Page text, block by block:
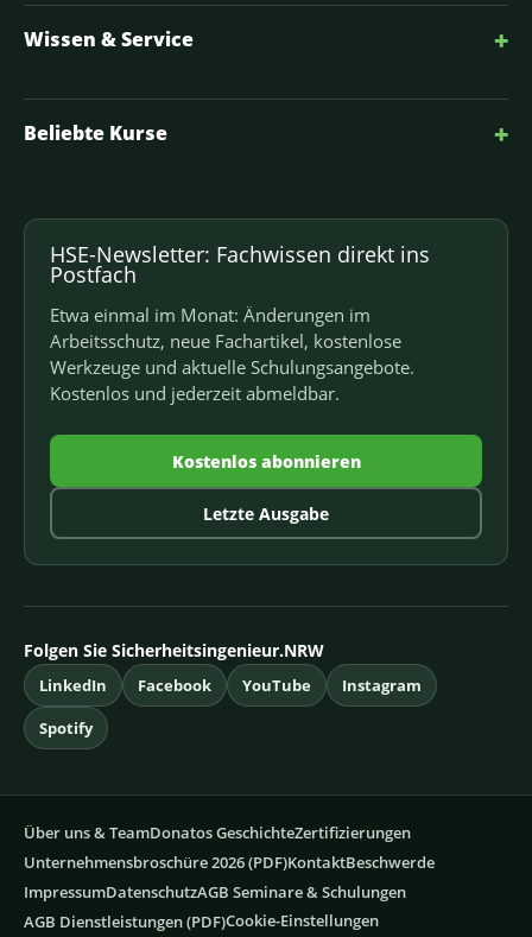
Wissen & Service +
Beliebte Kurse +
HSE-Newsletter: Fachwissen direkt ins
Postfach
Etwa einmal im Monat: Änderungen im
Arbeitsschutz, neue Fachartikel, kostenlose
Werkzeuge und aktuelle Schulungsangebote.
Kostenlos und jederzeit abmeldbar.
Kostenlos abonnieren
Letzte Ausgabe
Folgen Sie Sicherheitsingenieur.NRW
LinkedIn Facebook YouTube
Instagram
Spotify
Über uns & TeamDonatos GeschichteZertifizierungen
Unternehmensbroschüre 2026 (PDF)KontaktBeschwerde
ImpressumDatenschutzAGB Seminare & Schulungen
AGB Dienstleistungen (PDF)Cookie-Einstellungen